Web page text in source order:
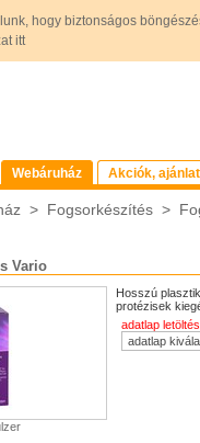
hogy biztonságos
itt
Webáruház
Akciók,
> Fogsorkészítés >
Vario
Hosszú
protézisek
adatlap